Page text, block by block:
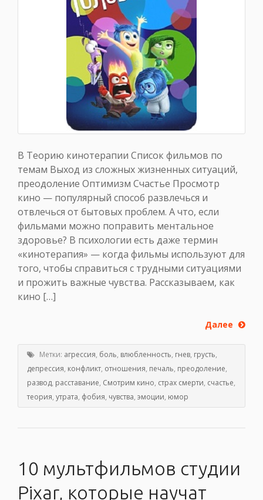
В Теорию кинотерапии Список фильмов по
темам Выход из сложных жизненных ситуаций,
преодоление Оптимизм Счастье Просмотр
кино — популярный способ развлечься и
отвлечься от бытовых проблем. А что, если
фильмами можно поправить ментальное
здоровье? В психологии есть даже термин
«кинотерапия» — когда фильмы используют для
того, чтобы справиться с трудными ситуациями
и прожить важные чувства. Рассказываем, как
кино […]
Далее
Метки: агрессия, боль, влюбленность, гнев, грусть,
депрессия, конфликт, отношения, печаль, преодоление,
развод, расставание, Смотрим кино, страх смерти, счастье,
теория, утрата, фобия, чувства, эмоции, юмор
10 мультфильмов студии
Pixar, которые научат